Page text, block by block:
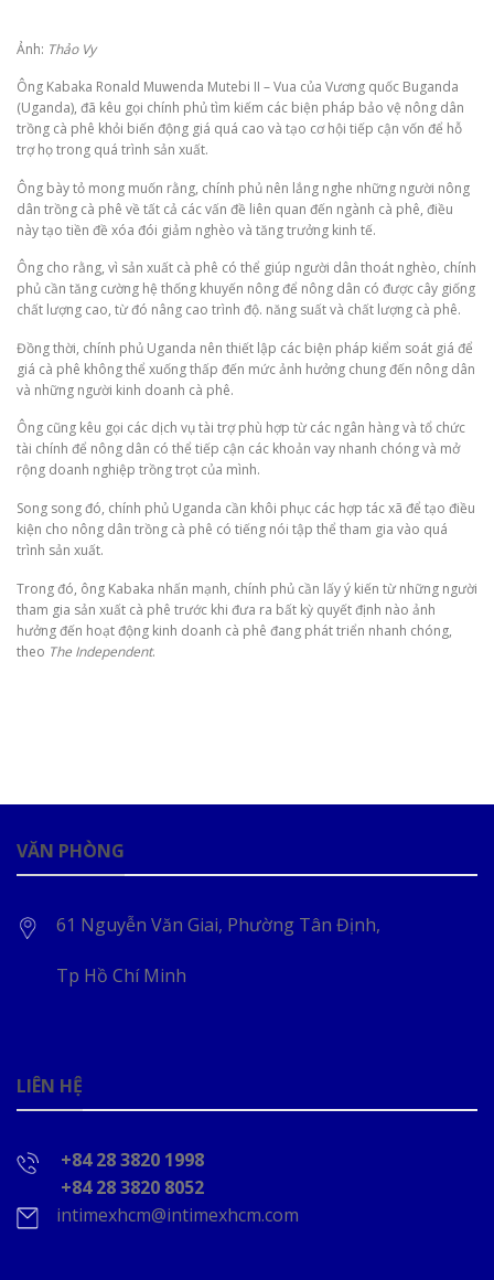
Ảnh: Thảo Vy
Ông Kabaka Ronald Muwenda Mutebi II – Vua của Vương quốc Buganda
(Uganda), đã kêu gọi chính phủ tìm kiếm các biện pháp bảo vệ nông dân
trồng cà phê khỏi biến động giá quá cao và tạo cơ hội tiếp cận vốn để hỗ
trợ họ trong quá trình sản xuất.
Ông bày tỏ mong muốn rằng, chính phủ nên lắng nghe những người nông
dân trồng cà phê về tất cả các vấn đề liên quan đến ngành cà phê, điều
này tạo tiền đề xóa đói giảm nghèo và tăng trưởng kinh tế.
Ông cho rằng, vì sản xuất cà phê có thể giúp người dân thoát nghèo, chính
phủ cần tăng cường hệ thống khuyến nông để nông dân có được cây giống
chất lượng cao, từ đó nâng cao trình độ. năng suất và chất lượng cà phê.
Đồng thời, chính phủ Uganda nên thiết lập các biện pháp kiểm soát giá để
giá cà phê không thể xuống thấp đến mức ảnh hưởng chung đến nông dân
và những người kinh doanh cà phê.
Ông cũng kêu gọi các dịch vụ tài trợ phù hợp từ các ngân hàng và tổ chức
tài chính để nông dân có thể tiếp cận các khoản vay nhanh chóng và mở
rộng doanh nghiệp trồng trọt của mình.
Song song đó, chính phủ Uganda cần khôi phục các hợp tác xã để tạo điều
kiện cho nông dân trồng cà phê có tiếng nói tập thể tham gia vào quá
trình sản xuất.
Trong đó, ông Kabaka nhấn mạnh, chính phủ cần lấy ý kiến từ những người
tham gia sản xuất cà phê trước khi đưa ra bất kỳ quyết định nào ảnh
hưởng đến hoạt động kinh doanh cà phê đang phát triển nhanh chóng,
theo The Independent.
VĂN PHÒNG
61 Nguyễn Văn Giai, Phường Tân Định,
Tp Hồ Chí Minh
LIÊN HỆ
+84 28 3820 1998
+84 28 3820 8052
intimexhcm@intimexhcm.com